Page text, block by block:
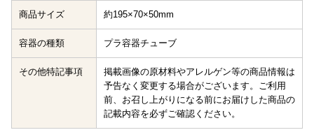
商品サイズ 約195×70×50mm
容器の種類 プラ容器チューブ
その他特記事項
掲載画像の原材料やアレルゲン等の商品情報は
予告なく変更する場合がございます。ご利用
前、お召し上がりになる前にお届けした商品の
記載内容を必ずご確認ください。